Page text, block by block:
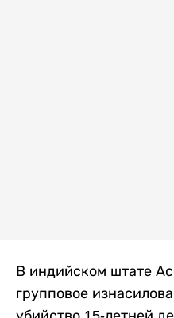
В индийском штате
групповое